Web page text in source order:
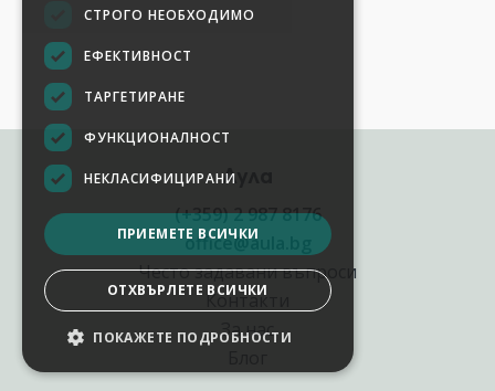
Аула
(+359) 2 987 8176
office@aula.bg
Често задавани въпроси
Контакти
За нас
СТРОГО НЕОБХОДИМО
ЕФЕКТИВНОСТ
ТАРГЕТИРАНЕ
ФУНКЦИОНАЛНОСТ
НЕКЛАСИФИЦИРАНИ
ПРИЕМЕТЕ ВСИЧКИ
ОТХВЪРЛЕТЕ ВСИЧКИ
ПОКАЖЕТЕ ПОДРОБНОСТИ